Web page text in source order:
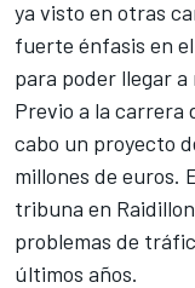
ya visto en otras
fuerte énfasis en
para poder llegar
Previo a la carrera
cabo un proyecto
millones de euros.
tribuna en
problemas de
últimos años.